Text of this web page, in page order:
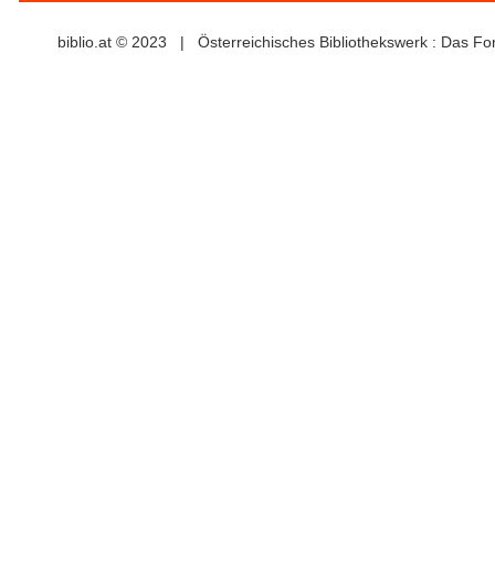
biblio.at © 2023 | Österreichisches Bibliothekswerk : Das